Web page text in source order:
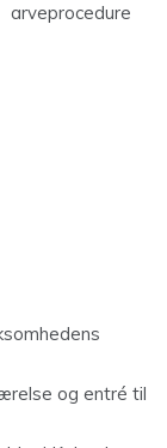
arveprocedure
og entré til